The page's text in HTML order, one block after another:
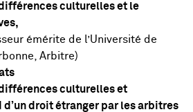
différences culturelles et le
émérite de l’Université de
Arbitre)
différences culturelles et
d’un droit étranger par les arbitres